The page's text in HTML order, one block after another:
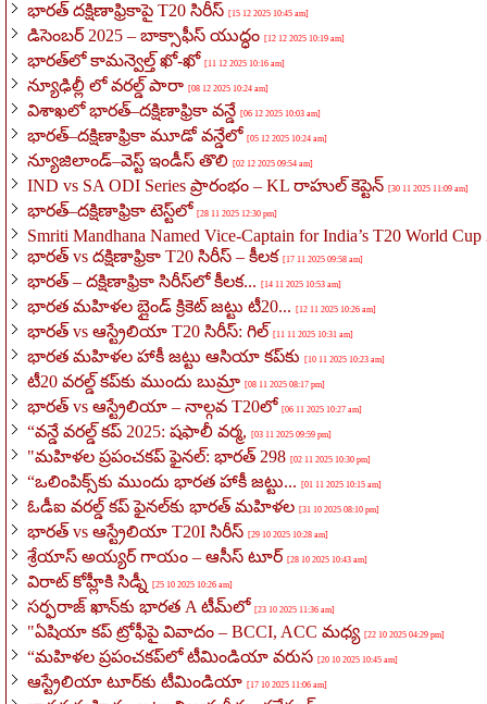
భారత్ దక్షిణాఫ్రికాపై T20 సిరీస్ [15 12 2025 10:45 am]
డిసెంబర్ 2025 – బాక్సాఫీస్ యుద్ధం [12 12 2025 10:19 am]
భారత్‌లో కామన్వెల్త్ ఖో-ఖో [11 12 2025 10:16 am]
న్యూఢిల్లీ లో వరల్డ్ పారా [08 12 2025 10:24 am]
విశాఖలో భారత్–దక్షిణాఫ్రికా వన్డే [06 12 2025 10:03 am]
భారత్–దక్షిణాఫ్రికా మూడో వన్డేలో [05 12 2025 10:24 am]
న్యూజిలాండ్–వెస్ట్ ఇండీస్ తొలి [02 12 2025 09:54 am]
IND vs SA ODI Series ప్రారంభం – KL రాహుల్ కెప్టెన్ [30 11 2025 11:09 am]
భారత్–దక్షిణాఫ్రికా టెస్ట్‌లో [28 11 2025 12:30 pm]
Smriti Mandhana Named Vice-Captain for India’s T20 World
భారత్ vs దక్షిణాఫ్రికా T20 సిరీస్ – కీలక [17 11 2025 09:58 am]
భారత్ – దక్షిణాఫ్రికా సిరీస్‌లో కీలక... [14 11 2025 10:53 am]
భారత మహిళల బ్లైండ్ క్రికెట్ జట్టు టీ20... [12 11 2025 10:26 am]
భారత్ vs ఆస్ట్రేలియా T20 సిరీస్: గిల్ [11 11 2025 10:31 am]
భారత మహిళల హాకీ జట్టు ఆసియా కప్‌కు [10 11 2025 10:23 am]
టీ20 వరల్డ్ కప్‌కు ముందు బుమ్రా [08 11 2025 08:17 pm]
భారత్ vs ఆస్ట్రేలియా – నాల్గవ T20లో [06 11 2025 10:27 am]
“వన్డే వరల్డ్ కప్ 2025: షఫాలీ వర్మ, [03 11 2025 09:59 pm]
"మహిళల ప్రపంచకప్ ఫైనల్: భారత్ 298 [02 11 2025 10:30 pm]
“ఒలింపిక్స్‌కు ముందు భారత హాకీ జట్టు... [01 11 2025 10:15 am]
ఓడీఐ వరల్డ్ కప్ ఫైనల్‌కు భారత్ మహిళల [31 10 2025 08:10 pm]
భారత్ vs ఆస్ట్రేలియా T20I సిరీస్ [29 10 2025 10:28 am]
శ్రేయాస్ అయ్యర్ గాయం – ఆసీస్ టూర్ [28 10 2025 10:43 am]
విరాట్ కోహ్లీకి సిడ్నీ [25 10 2025 10:26 am]
సర్ఫరాజ్ ఖాన్‌కు భారత A టీమ్‌లో [23 10 2025 11:36 am]
"ఏషియా కప్ ట్రోఫీపై వివాదం – BCCI, ACC మధ్య [22 10 2025 04:29 pm]
“మహిళల ప్రపంచకప్‌లో టీమిండియా వరుస [20 10 2025 10:45 am]
ఆస్ట్రేలియా టూర్‌కు టీమిండియా [17 10 2025 11:06 am]